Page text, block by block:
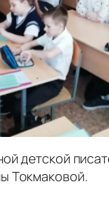
детской
Токмаковой.